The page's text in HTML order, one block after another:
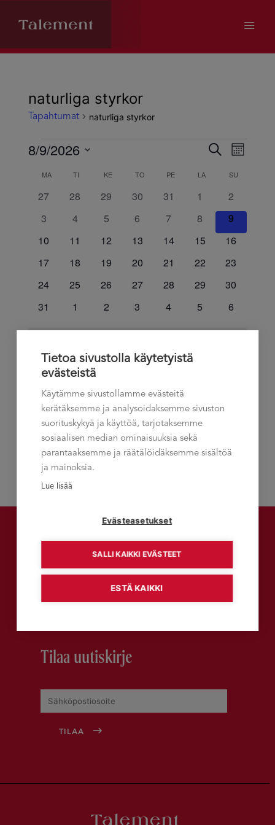
naturliga styrkor
Tapahtumat naturliga styrkor
Tapahtumat
Etsi
aja
Näkymät
Etsi
Views
Kuukausi
8/9/2026
päivä.
Kalenteri
Tapahtumat
MAMAANANTAI
TI KE KESKIVIIKKO
TO TORSTAI
PE PERJANTAI
LALAUANTAI
SU
0
27
0
28
0
29
0
30
0
31
0
tapahtumat
1
0
2
0
3
0
4
0
5
0
6
0
7
0
tapahtumat
8
0
9
0
10
0
11
0
12
0
13
0
14
0
15
0
16
0
17
0
18
0
19
0
20
0
21
0
22
0
23
0
24
0
25
0
26
0
27
0
28
0
29
0
30
0
31
0
1
0
2
0
3
0
4
0
5
0
6
Tilaa kalenteriin
Talement-asiakaslehti
Tilaa uutiskirje
Tietoa sivustolla käytetyistä
evästeistä
Käytämme sivustollamme evästeitä
kerätäksemme ja analysoidaksemme sivuston
suorituskykyä ja käyttöä, tarjotaksemme
sosiaalisen median ominaisuuksia sekä
parantaaksemme ja räätälöidäksemme sisältöä
ja mainoksia.
Lue lisää
Evästeasetukset
SALLI KAIKKI EVÄSTEET
ESTÄ KAIKKI